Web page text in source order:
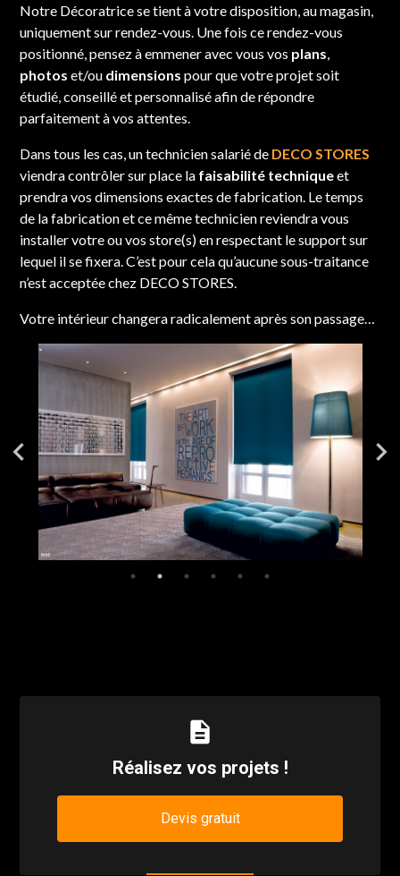
Notre Décoratrice se tient à votre disposition, au magasin,
uniquement sur rendez-vous. Une fois ce rendez-vous
positionné, pensez à emmener avec vous vos plans
photos et/ou dimensions pour que votre projet soit
étudié, conseillé et personnalisé afin de répondre
parfaitement à vos attentes.
Dans tous les cas, un technicien salarié de DECO STORES
viendra contrôler sur place la faisabilité techniqueet
prendra vos dimensions exactes de fabrication. Le temps
de la fabrication et ce même technicien reviendra vous
installer votre ou vos store(s) en respectant le support sur
lequel il se fixera. C’est pour cela qu’aucune sous-traitance
n’est acceptée chez DECO STORES.
Votre intérieur changera radicalement après son passage…
description
Réalisez vos projets !
Devis gratuit